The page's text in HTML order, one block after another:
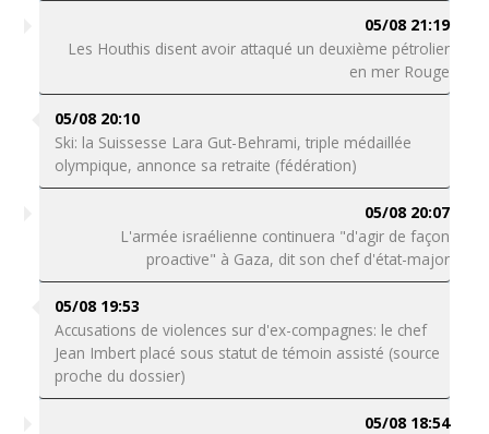
05/08 21:19
Les Houthis disent avoir attaqué un deuxième pétrolier
en mer Rouge
05/08 20:10
Ski: la Suissesse Lara Gut-Behrami, triple médaillée
olympique, annonce sa retraite (fédération)
05/08 20:07
L'armée israélienne continuera "d'agir de façon
proactive" à Gaza, dit son chef d'état-major
05/08 19:53
Accusations de violences sur d'ex-compagnes: le chef
Jean Imbert placé sous statut de témoin assisté (source
proche du dossier)
05/08 18:54